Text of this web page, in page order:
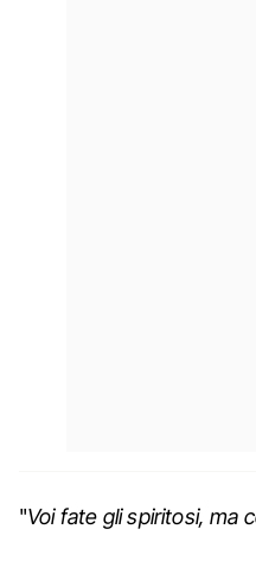
"Voi fate gli spiritosi, ma